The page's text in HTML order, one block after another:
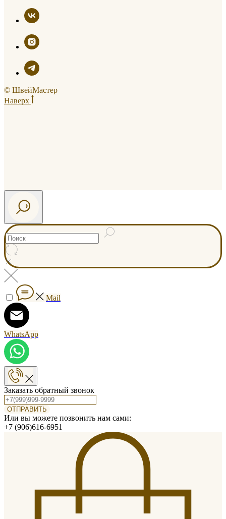
© ШвейМастер
Наверх
Mail
WhatsApp
Заказать обратный звонок
ОТПРАВИТЬ
Или вы можете позвонить нам сами:
+7 (906)616-6951